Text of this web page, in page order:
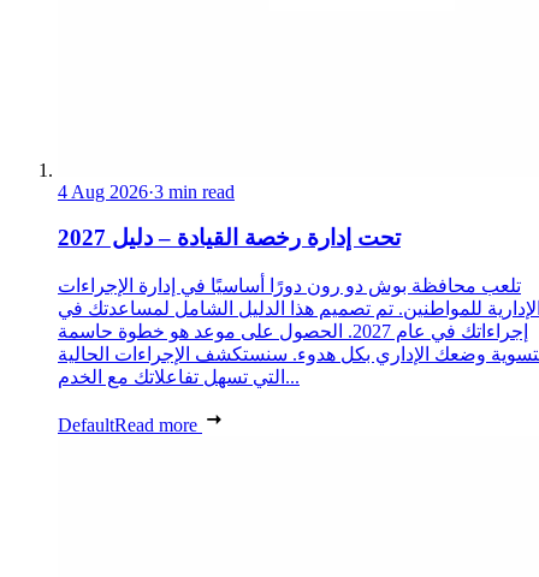
4 Aug 2026·3 min read
تحت إدارة رخصة القيادة – دليل 2027
تلعب محافظة بوش دو رون دورًا أساسيًا في إدارة الإجراءات
للمواطنين. تم تصميم هذا الدليل الشامل لمساعدتك في
إجراءاتك في عام 2027. الحصول على موعد هو خطوة حاسمة
وضعك الإداري بكل هدوء. سنستكشف الإجراءات الحالية
التي تسهل تفاعلاتك مع الخدم...
DefaultRead more